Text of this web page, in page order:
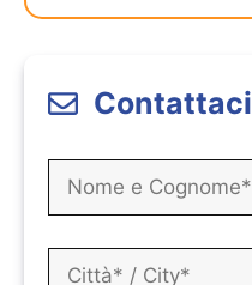
Contattaci